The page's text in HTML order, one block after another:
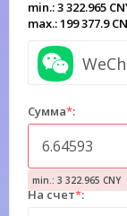
min.: 3 322.965
max.: 199 377.9
Сумма*:
min.: 3 322.965 CNY
На счет*: